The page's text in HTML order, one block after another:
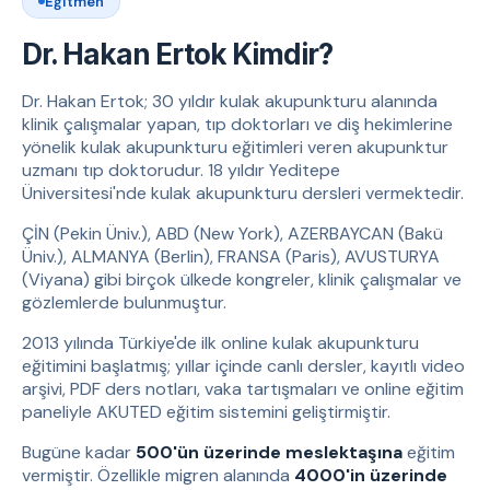
Dr. Hakan Ertok Kimdir?
Dr. Hakan Ertok; 30 yıldır kulak akupunkturu alanında
klinik çalışmalar yapan, tıp doktorları ve diş hekimlerine
yönelik kulak akupunkturu eğitimleri veren akupunktur
uzmanı tıp doktorudur. 18 yıldır Yeditepe
Üniversitesi'nde kulak akupunkturu dersleri vermektedir.
ÇİN (Pekin Üniv.), ABD (New York), AZERBAYCAN (Bakü
Üniv.), ALMANYA (Berlin), FRANSA (Paris), AVUSTURYA
(Viyana) gibi birçok ülkede kongreler, klinik çalışmalar ve
gözlemlerde bulunmuştur.
2013 yılında Türkiye'de ilk online kulak akupunkturu
eğitimini başlatmış; yıllar içinde canlı dersler, kayıtlı video
arşivi, PDF ders notları, vaka tartışmaları ve online eğitim
paneliyle AKUTED eğitim sistemini geliştirmiştir.
Bugüne kadar 500'ün üzerinde meslektaşınaeğitim
vermiştir. Özellikle migren alanında 4000'in üzerinde